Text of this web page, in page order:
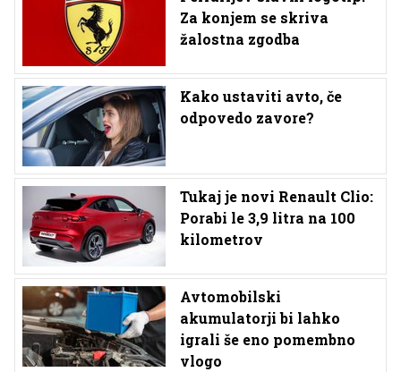
Za konjem se skriva
žalostna zgodba
Kako ustaviti avto, če
odpovedo zavore?
Tukaj je novi Renault Clio:
Porabi le 3,9 litra na 100
kilometrov
Avtomobilski
akumulatorji bi lahko
igrali še eno pomembno
vlogo